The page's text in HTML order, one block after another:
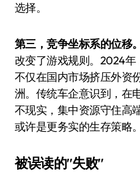
选择。
第三，竞争坐标系的位移。
改变了游戏规则。2024
不仅在国内市场挤压外资
洲。传统车企意识到，在
不现实，集中资源守住高
或许是更务实的生存策略。
被误读的"失败"